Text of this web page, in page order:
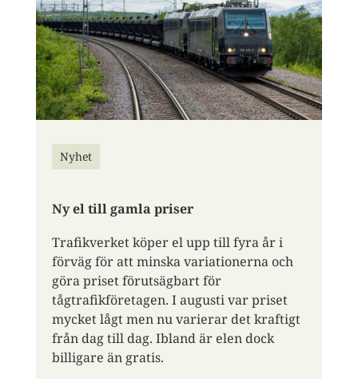
Nyhet
Ny el till gamla priser
Trafikverket köper el upp till fyra år i
förväg för att minska variationerna och
göra priset förutsägbart för
tågtrafikföretagen. I augusti var priset
mycket lågt men nu varierar det kraftigt
från dag till dag. Ibland är elen dock
billigare än gratis.